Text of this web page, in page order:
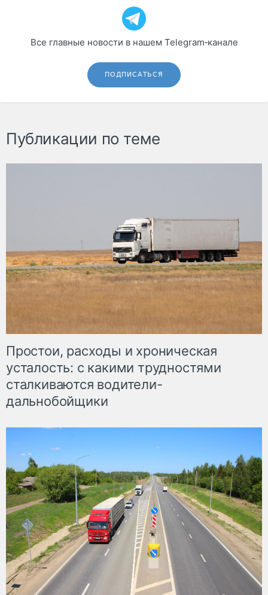
Все главные новости в нашем Telegram‑канале
ПОДПИСАТЬСЯ
Публикации по теме
Простои, расходы и хроническая
усталость: с какими трудностями
сталкиваются водители-
дальнобойщики